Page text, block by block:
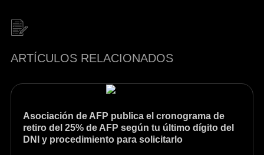
ARTÍCULOS RELACIONADOS
Asociación de AFP publica el cronograma de
retiro del 25% de AFP según tu último dígito del
DNI y procedimiento para solicitarlo